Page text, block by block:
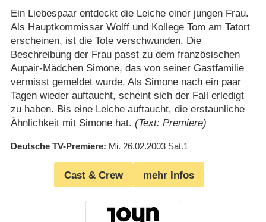
Ein Liebespaar entdeckt die Leiche einer jungen Frau.
Als Hauptkommissar Wolff und Kollege Tom am Tatort
erscheinen, ist die Tote verschwunden. Die
Beschreibung der Frau passt zu dem französischen
Aupair-Mädchen Simone, das von seiner Gastfamilie
vermisst gemeldet wurde. Als Simone nach ein paar
Tagen wieder auftaucht, scheint sich der Fall erledigt
zu haben. Bis eine Leiche auftaucht, die erstaunliche
Ähnlichkeit mit Simone hat. (Text: Premiere)
Deutsche TV-Premiere Mi. 26.02.2003 Sat.1
Cast & Crew mehr Infos